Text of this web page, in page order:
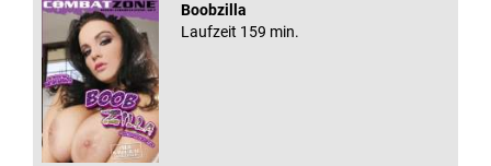
Boobzilla
Laufzeit 159 min.